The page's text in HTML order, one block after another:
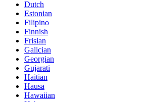
Dutch
Estonian
Filipino
Finnish
Frisian
Galician
Georgian
Gujarati
Haitian
Hausa
Hawaiian